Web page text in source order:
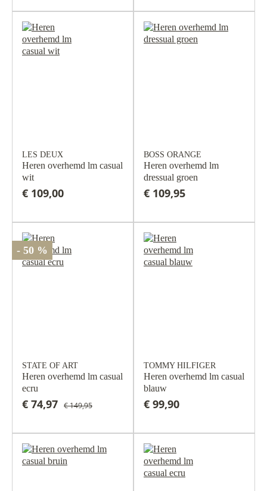
LES DEUX
Heren overhemd lm casual
wit
€ 109,00
BOSS ORANGE
Heren overhemd lm
dressual groen
€ 109,95
- 50 %
STATE OF ART
Heren overhemd lm casual
ecru
€ 74,97 € 149,95
TOMMY HILFIGER
Heren overhemd lm casual
blauw
€ 99,90